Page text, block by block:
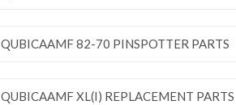
QUBICAAMF 82-70 PINSPOTTER PARTS
QUBICAAMF XL(I) REPLACEMENT PARTS